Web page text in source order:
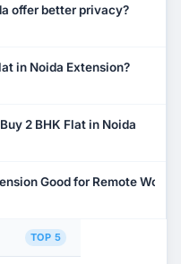
offer better privacy?
in Noida Extension?
2 BHK Flat in Noida
Good for Remote Work?
TOP 5